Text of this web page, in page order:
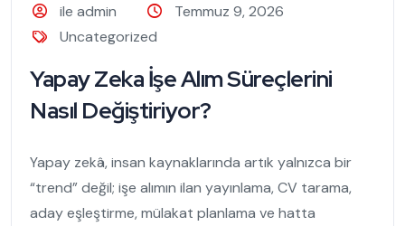
ile admin
Temmuz 9, 2026
Uncategorized
Yapay Zeka İşe Alım Süreçlerini
Nasıl Değiştiriyor?
Yapay zekâ, insan kaynaklarında artık yalnızca bir
“trend” değil; işe alımın ilan yayınlama, CV tarama,
aday eşleştirme, mülakat planlama ve hatta